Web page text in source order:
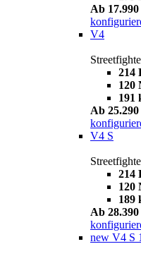
Ab 17.990
V4
214
120
191
Ab 25.290
V4 S
214
120
189
Ab 28.390
new V4 S